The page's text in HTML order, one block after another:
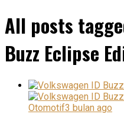
All posts
Buzz Eclipse
Otomotif3 bulan ago